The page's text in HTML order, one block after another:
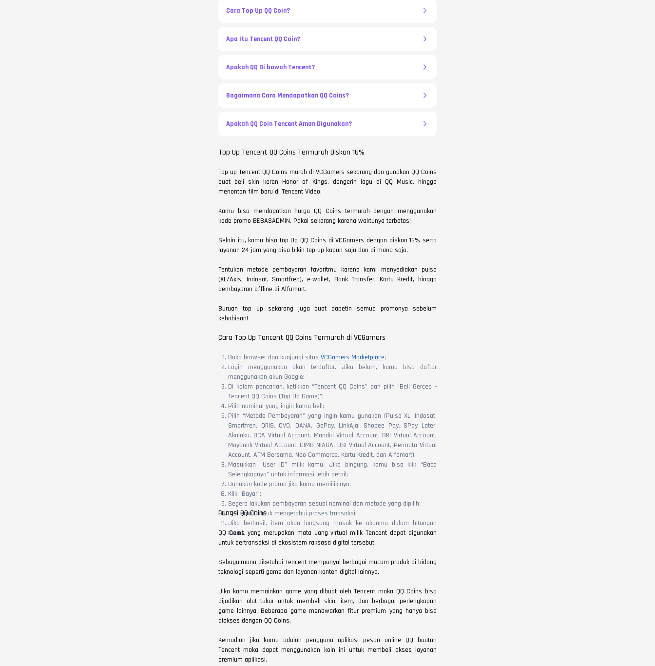
Cara Top Up QQ Coin?
Apa Itu Tencent QQ Coin?
Apakah QQ Di bawah Tencent?
Bagaimana Cara Mendapatkan QQ Coins?
Apakah QQ Coin Tencent Aman Digunakan?
Top Up Tencent QQ Coins Termurah Diskon 16%
Top up Tencent QQ Coins murah di VCGamers sekarang dan gunakan QQ Coins
buat beli skin keren Honor of Kings, dengerin lagu di QQ Music, hingga
menonton film baru di Tencent Video.
Kamu bisa mendapatkan harga QQ Coins termurah dengan menggunakan
kode promo BEBASADMIN. Pakai sekarang karena waktunya terbatas!
Selain itu, kamu bisa top Up QQ Coins di VCGamers dengan diskon 16% serta
layanan 24 jam yang bisa bikin top up kapan saja dan di mana saja.
Tentukan metode pembayaran favoritmu karena kami menyediakan pulsa
(XL/Axis, Indosat, Smartfren), e-wallet, Bank Transfer, Kartu Kredit, hingga
pembayaran offline di Alfamart.
Buruan top up sekarang juga buat dapetin semua promonya sebelum
kehabisan!
Cara Top Up Tencent QQ Coins Termurah di VCGamers
Buka browser dan kunjungi situs VCGamers Marketplace;
Login menggunakan akun terdaftar. Jika belum, kamu bisa daftar
menggunakan akun Google;
Di kolom pencarian, ketikkan “Tencent QQ Coins” dan pilih “Beli Gercep -
Tencent QQ Coins (Top Up Game)”;
Pilih nominal yang ingin kamu beli;
Pilih “Metode Pembayaran” yang ingin kamu gunakan (Pulsa XL, Indosat,
Smartfren, QRIS, OVO, DANA, GoPay, LinkAja, Shopee Pay, SPay Later,
Akulaku, BCA Virtual Account, Mandiri Virtual Account, BRI Virtual Account,
Maybank Virtual Account, CIMB NIAGA, BSI Virtual Account, Permata Virtual
Account, ATM Bersama, Neo Commerce, Kartu Kredit, dan Alfamart);
Masukkan “User ID” milik kamu. Jika bingung, kamu bisa klik “Baca
Selengkapnya” untuk informasi lebih detail;
Gunakan kode promo jika kamu memilikinya;
Klik “Bayar”;
Segera lakukan pembayaran sesuai nominal dan metode yang dipilih;
Cek email untuk mengetahui proses transaksi;
Jika berhasil, item akan langsung masuk ke akunmu dalam hitungan
menit.
Fungsi QQ Coins
QQ Coins yang merupakan mata uang virtual milik Tencent dapat digunakan
untuk bertransaksi di ekosistem raksasa digital tersebut.
Sebagaimana diketahui Tencent mempunyai berbagai macam produk di bidang
teknologi seperti game dan layanan konten digital lainnya.
Jika kamu memainkan game yang dibuat oleh Tencent maka QQ Coins bisa
dijadikan alat tukar untuk membeli skin, item, dan berbagai perlengkapan
game lainnya. Beberapa game menawarkan fitur premium yang hanya bisa
diakses dengan QQ Coins.
Kemudian jika kamu adalah pengguna aplikasi pesan online QQ buatan
Tencent maka dapat menggunakan koin ini untuk membeli akses layanan
premium aplikasi.